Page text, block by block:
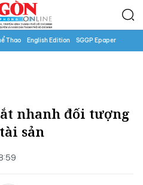
Thao English Edition SGGP Epaper
nhanh đối tượng
sản